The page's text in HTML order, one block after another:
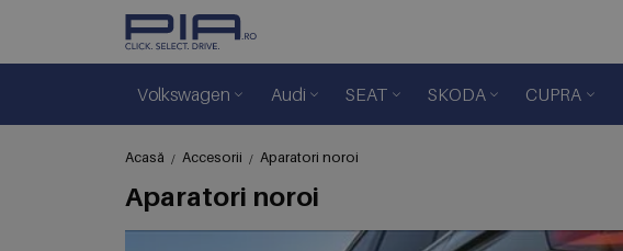
Volkswagen Audi SEAT SKODA CUPRA
Acasă Accesorii Aparatori noroi
Aparatori noroi